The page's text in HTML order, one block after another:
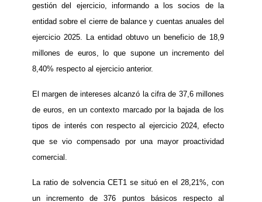
gestión del ejercicio, informando a los socios de la
entidad sobre el cierre de balance y cuentas anuales del
ejercicio 2025. La entidad obtuvo un beneficio de 18,9
millones de euros, lo que supone un incremento del
8,40% respecto al ejercicio anterior.
El margen de intereses alcanzó la cifra de 37,6 millones
de euros, en un contexto marcado por la bajada de los
tipos de interés con respecto al ejercicio 2024, efecto
que se vio compensado por una mayor proactividad
comercial.
La ratio de solvencia CET1 se situó en el 28,21%, con
un incremento de 376 puntos básicos respecto al